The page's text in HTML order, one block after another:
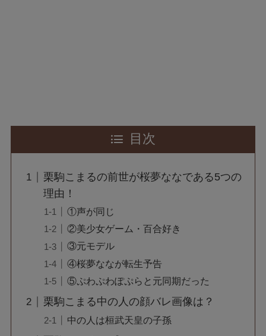
目次
栗駒こまるの前世が桜夢ななである5つの
理由！
①声が同じ
②美少女ゲーム・百合好き
③元モデル
④桜夢ななが転生予告
⑤ぷわぷわぽぷらと元同期だった
栗駒こまる中の人の顔バレ画像は？
中の人は桓武天皇の子孫